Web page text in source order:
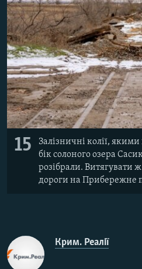
15
Залізничні колії,
бік солоного озера
розібрали. Витягувати
дороги на Прибережне
Крим. Реалії